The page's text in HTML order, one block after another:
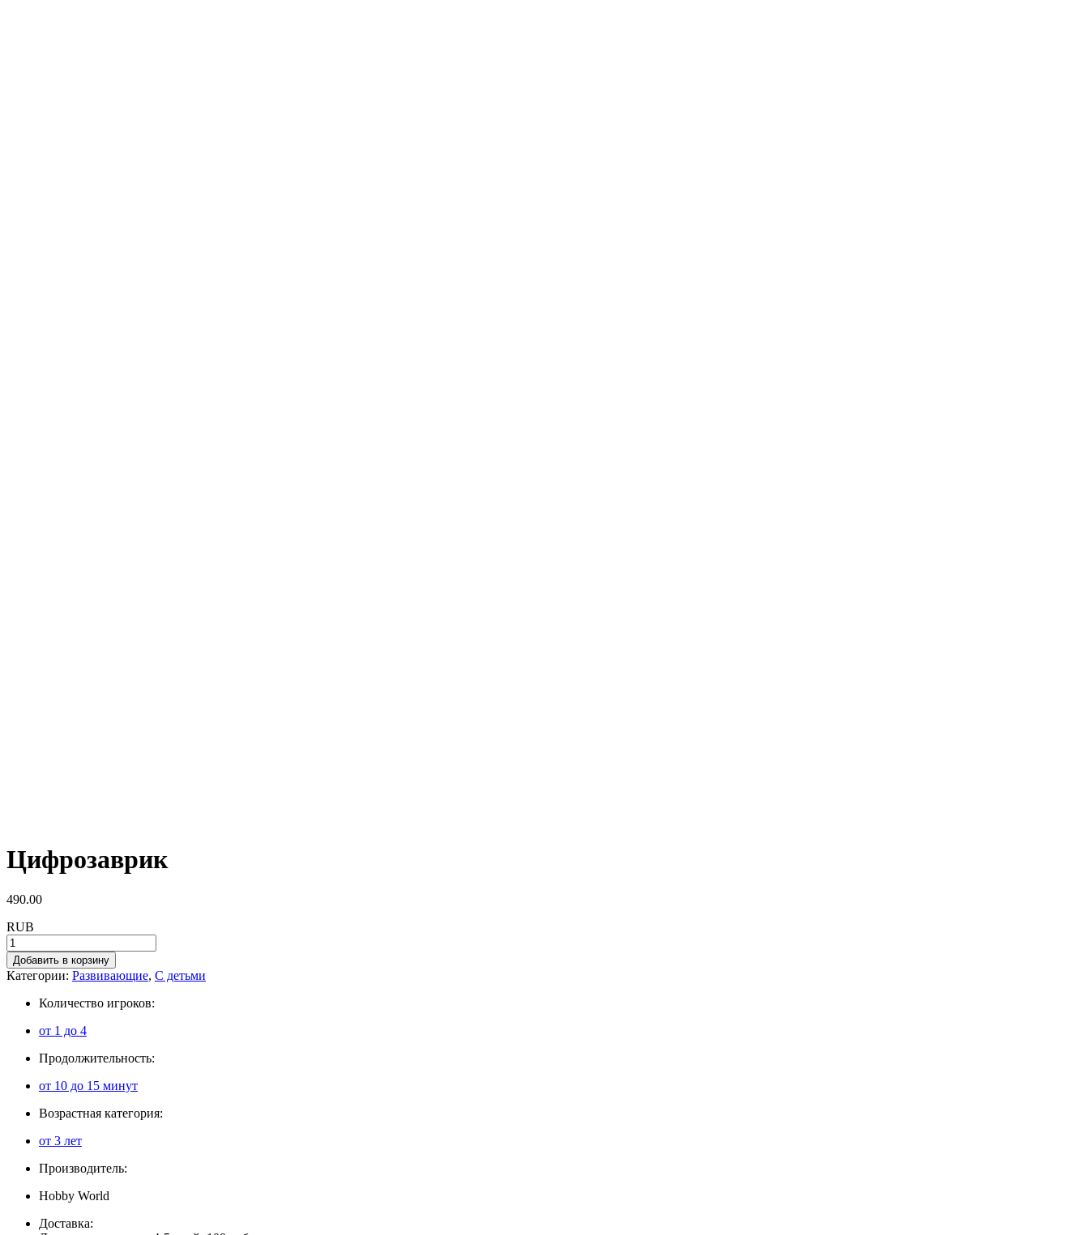
Цифрозаврик
490.00
RUB
Добавить в корзину
Категории: Развивающие, С детьми
Количество игроков:
от 1 до 4
Продолжительность:
от 10 до 15 минут
Возрастная категория:
от 3 лет
Производитель:
Hobby World
Доставка: